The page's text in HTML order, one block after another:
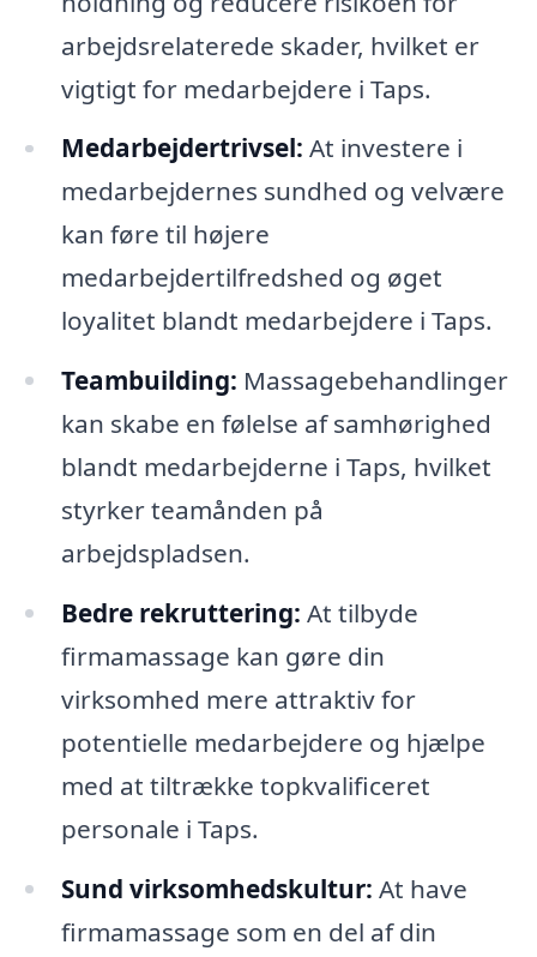
arbejdsrelaterede skader, hvilket er
vigtigt for medarbejdere i Taps.
Medarbejdertrivsel: At investere i
medarbejdernes sundhed og velvære
kan føre til højere
medarbejdertilfredshed og øget
loyalitet blandt medarbejdere i Taps.
Teambuilding: Massagebehandlinger
kan skabe en følelse af samhørighed
blandt medarbejderne i Taps, hvilket
styrker teamånden på
arbejdspladsen.
Bedre rekruttering: At tilbyde
firmamassage kan gøre din
virksomhed mere attraktiv for
potentielle medarbejdere og hjælpe
med at tiltrække topkvalificeret
personale i Taps.
Sund virksomhedskultur: At have
firmamassage som en del af din